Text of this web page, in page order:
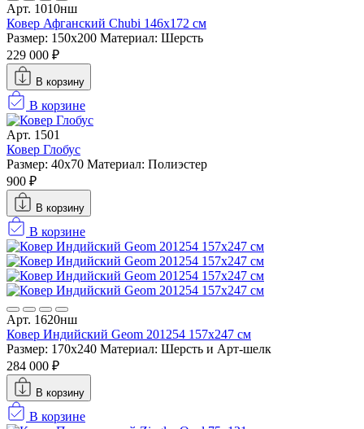
Арт. 1010нш
Ковер Афганский Chubi 146x172 см
Размер: 150x200 Материал: Шерсть
229 000 ₽
В корзину
В корзине
Арт. 1501
Ковер Глобус
Размер: 40х70 Материал: Полиэстер
900 ₽
В корзину
В корзине
Арт. 1620нш
Ковер Индийский Geom 201254 157x247 см
Размер: 170x240 Материал: Шерсть и Арт-шелк
284 000 ₽
В корзину
В корзине